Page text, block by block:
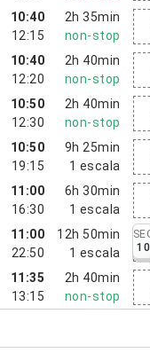
10:40
12:15
2h 35min
non-stop
10:40
12:20
2h 40min
non-stop
10:50
12:30
2h 40min
non-stop
10:50
19:15
9h 25min
1 escala
11:00
16:30
6h 30min
1 escala
11:00
22:50
12h 50min
1 escala
10
11:35
13:15
2h 40min
non-stop